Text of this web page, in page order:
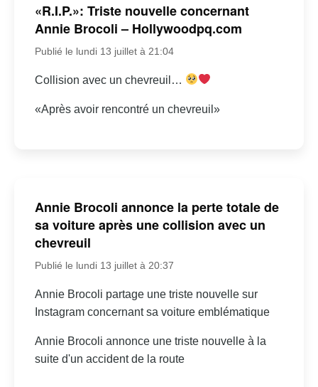
«R.I.P.»: Triste nouvelle concernant
Annie Brocoli – Hollywoodpq.com
Publié le lundi 13 juillet à 21:04
Collision avec un chevreuil…
«Après avoir rencontré un chevreuil»
Annie Brocoli annonce la perte totale de
sa voiture après une collision avec un
chevreuil
Publié le lundi 13 juillet à 20:37
Annie Brocoli partage une triste nouvelle sur
Instagram concernant sa voiture emblématique
Annie Brocoli annonce une triste nouvelle à la
suite d'un accident de la route